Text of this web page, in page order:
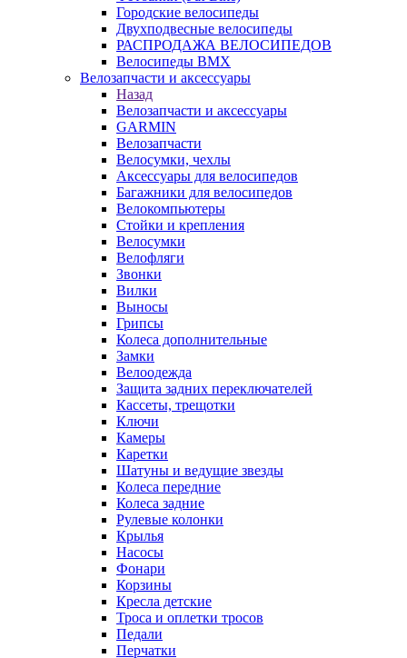
Городские велосипеды
Двухподвесные велосипеды
РАСПРОДАЖА ВЕЛОСИПЕДОВ
Велосипеды BMX
Велозапчасти и аксессуары
Назад
Велозапчасти и аксессуары
GARMIN
Велозапчасти
Велосумки, чехлы
Аксессуары для велосипедов
Багажники для велосипедов
Велокомпьютеры
Стойки и крепления
Велосумки
Велофляги
Звонки
Вилки
Выносы
Грипсы
Колеса дополнительные
Замки
Велоодежда
Защита задних переключателей
Кассеты, трещотки
Ключи
Камеры
Каретки
Шатуны и ведущие звезды
Колеса передние
Колеса задние
Рулевые колонки
Крылья
Насосы
Фонари
Корзины
Кресла детские
Троса и оплетки тросов
Педали
Перчатки